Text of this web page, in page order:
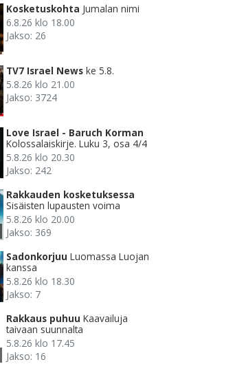
Kosketuskohta Jumalan nimi
6.8.26 klo 18.00
Jakso: 26
TV7 Israel News ke 5.8.
5.8.26 klo 21.00
Jakso: 3724
Love Israel - Baruch Korman
Kolossalaiskirje. Luku 3, osa 4/4
5.8.26 klo 20.30
Jakso: 242
Rakkauden kosketuksessa
Sisäisten lupausten voima
5.8.26 klo 20.00
Jakso: 369
Sadonkorjuu Luomassa Luojan
kanssa
5.8.26 klo 18.30
Jakso: 7
Rakkaus puhuu Kaavailuja
taivaan suunnalta
5.8.26 klo 17.45
Jakso: 16